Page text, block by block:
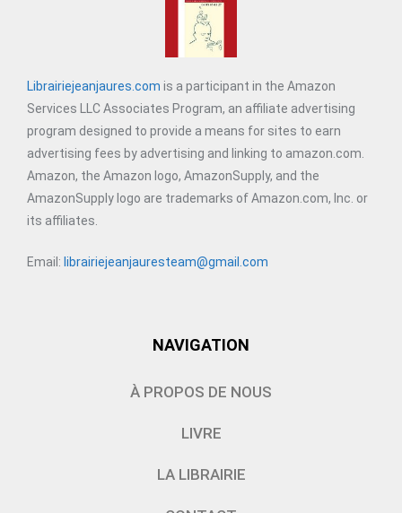
Librairiejeanjaures.com is a participant in the Amazon
Services LLC Associates Program, an affiliate advertising
program designed to provide a means for sites to earn
advertising fees by advertising and linking to amazon.com.
Amazon, the Amazon logo, AmazonSupply, and the
AmazonSupply logo are trademarks of Amazon.com, Inc. or
its affiliates.
Email: librairiejeanjauresteam@gmail.com
NAVIGATION
À PROPOS DE NOUS
LIVRE
LA LIBRAIRIE